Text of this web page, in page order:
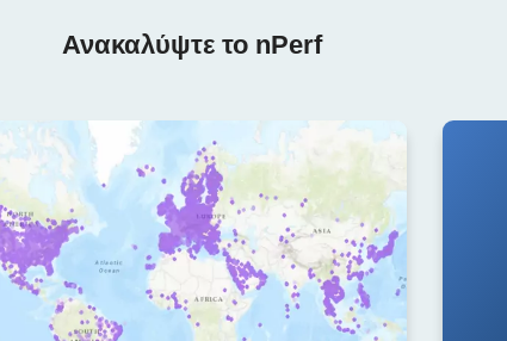
Ανακαλύψτε το nPerf